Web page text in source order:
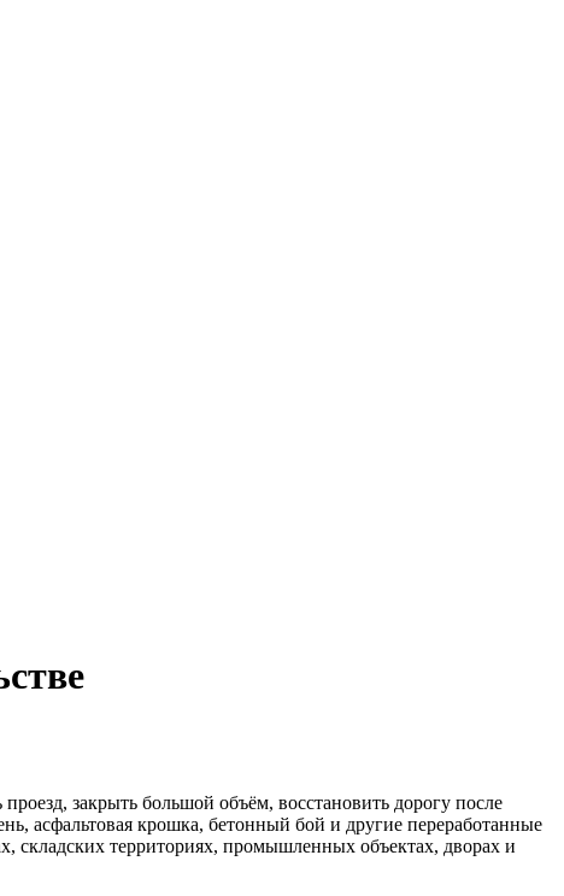
закрыть большой объём, восстановить дорогу после
асфальтовая крошка, бетонный бой и другие переработанные
складских территориях, промышленных объектах, дворах и